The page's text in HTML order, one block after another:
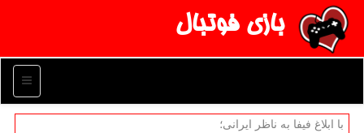
بازی فوتبال
منو
با ابلاغ فیفا به ناظر ایرانی؛